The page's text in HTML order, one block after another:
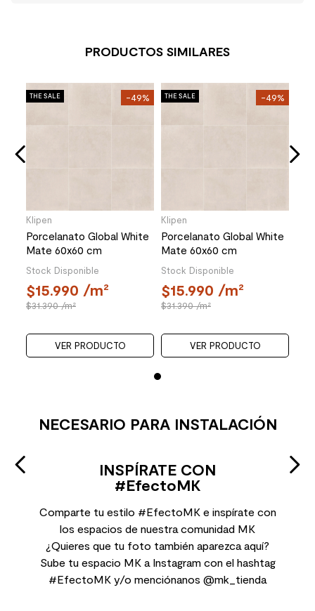
PRODUCTOS SIMILARES
THE SALE -49%
Klipen
Porcelanato Global White
Mate 60x60 cm
Stock Disponible
15.990 /m²
31.390/m²
VER PRODUCTO
THE SALE -49%
Klipen
Porcelanato Global White
Mate 60x60 cm
Stock Disponible
15.990 /m²
31.390/m²
VER PRODUCTO
NECESARIO PARA INSTALACIÓN
INSPÍRATE CON
#EfectoMK
Comparte tu estilo #EfectoMK e inspírate con
los espacios de nuestra comunidad MK
¿Quieres que tu foto también aparezca aquí?
Sube tu espacio MK a Instagram con el hashtag
#EfectoMK y/o menciónanos @mk_tienda